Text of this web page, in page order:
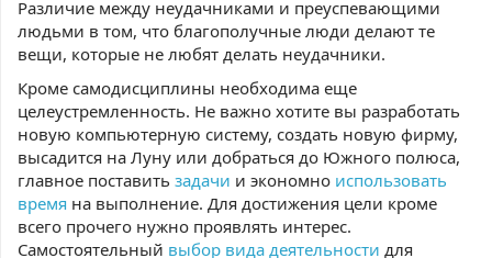
Различие между неудачниками и преуспевающими
людьми в том, что благополучные люди делают те
вещи, которые не любят делать неудачники.
Кроме самодисциплины необходима еще
целеустремленность. Не важно хотите вы разработать
новую компьютерную систему, создать новую фирму,
высадится на Луну или добраться до Южного полюса,
главное поставить задачи и экономно использовать
время на выполнение. Для достижения цели кроме
всего прочего нужно проявлять интерес.
Самостоятельный выбор вида деятельности для